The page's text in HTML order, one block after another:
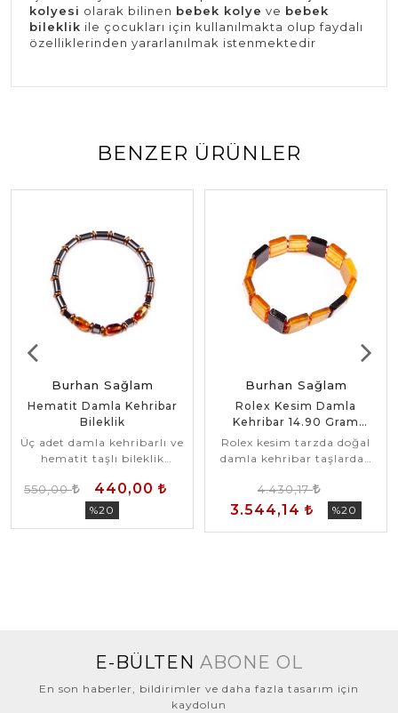
kolyesi olarak bilinen bebek kolye ve bebek
bileklik ile çocukları için kullanılmakta olup faydalı
özelliklerinden yararlanılmak istenmektedir
BENZER ÜRÜNLER
Burhan Sağlam
Hematit Damla Kehribar
Bileklik
Üç adet damla kehribarlı ve
hematit taşlı bileklik
550,00 440,00
%20
Burhan Sağlam
Rolex Kesim Damla
Kehribar 14.90 Gram
Bileklik
Rolex kesim tarzda doğal
damla kehribar taşlardan
modeli.
4.430,17
3.544,14 %20
E-BÜLTEN ABONE OL
En son haberler, bildirimler ve daha fazla tasarım için
kaydolun